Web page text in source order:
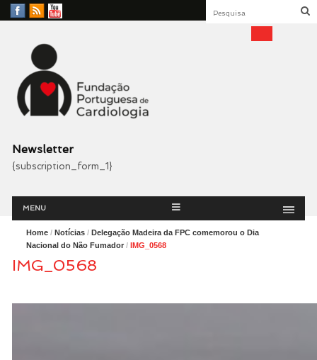
Facebook
RSS
YouTube
Fundação Portuguesa
Cardiologia
Newsletter
{subscription_form_1}
Menu
MENU
Home/ Notícias/ Delegação Madeira da FPC comemorou o Dia
Nacional do Não Fumador/ IMG_0568
IMG_0568